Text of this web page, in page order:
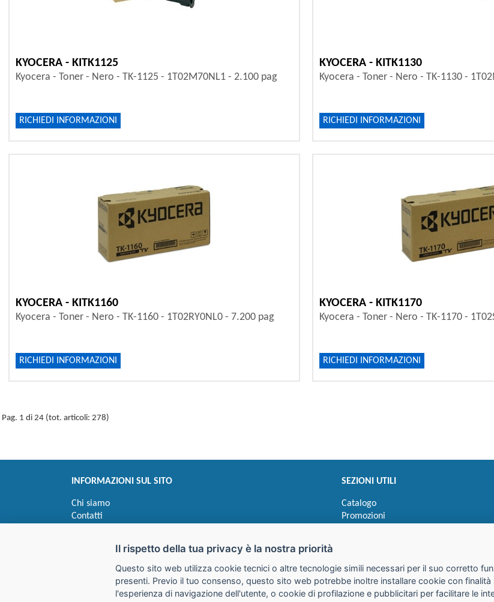
KYOCERA - KITK1125
Kyocera - Toner - Nero - TK-1125 - 1T02M70NL1 - 2.100 pag
RICHIEDI INFORMAZIONI
KYOCERA - KITK1130
Kyocera - Toner - Nero - TK-1130 -
RICHIEDI INFORMAZIONI
KYOCERA - KITK1160
Kyocera - Toner - Nero - TK-1160 - 1T02RY0NL0 - 7.200 pag
RICHIEDI INFORMAZIONI
KYOCERA - KITK1170
Kyocera - Toner - Nero - TK-1170 -
RICHIEDI INFORMAZIONI
Pag. 1 di 24 (tot. articoli: 278)
INFORMAZIONI SUL SITO
Chi siamo
Contatti
Impostazioni cookie
SEZIONI UTILI
Catalogo
Promozioni
Il rispetto della tua privacy è la nostra priorità
Questo sito web utilizza cookie tecnici o altre tecnologie simili necessari per il suo corretto
presenti. Previo il tuo consenso, questo sito web potrebbe inoltre installare cookie con
l'esperienza di navigazione dell'utente, o cookie di profilazione e pubblicitari per facilitare le